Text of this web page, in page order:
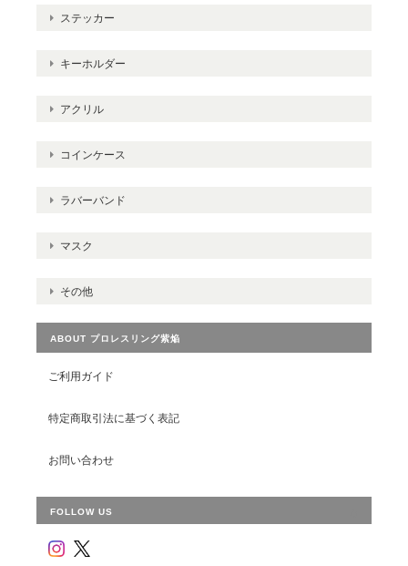
ステッカー
キーホルダー
アクリル
コインケース
ラバーバンド
マスク
その他
ABOUT プロレスリング紫焔
ご利用ガイド
特定商取引法に基づく表記
お問い合わせ
FOLLOW US